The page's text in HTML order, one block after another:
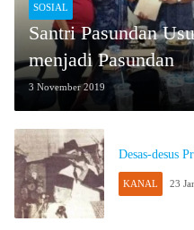
SOSIAL
Santri Pasundan
menjadi Pasundan
3 November 2019
Desas-desus
KANAL 23